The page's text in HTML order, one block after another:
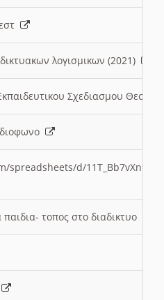
λογισμικων (2021)
Σχεδιασμου
spreadsheets/d/
τοπος στο διαδικτυο